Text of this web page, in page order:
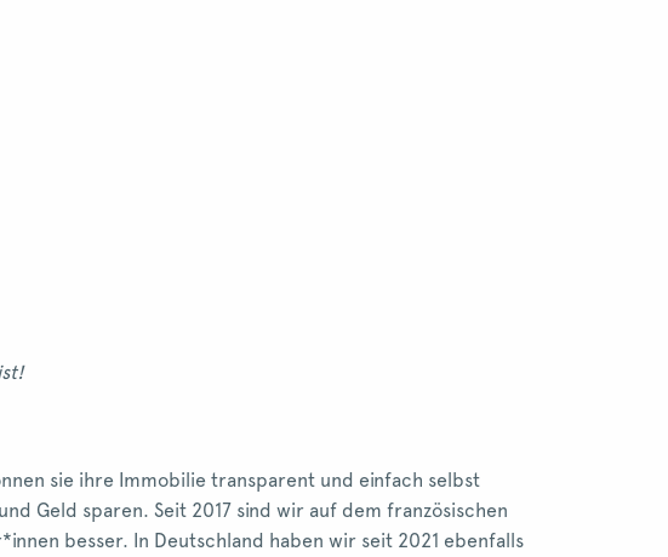
sie ihre Immobilie transparent und einfach selbst
Geld sparen. Seit 2017 sind wir auf dem französischen
besser. In Deutschland haben wir seit 2021 ebenfalls